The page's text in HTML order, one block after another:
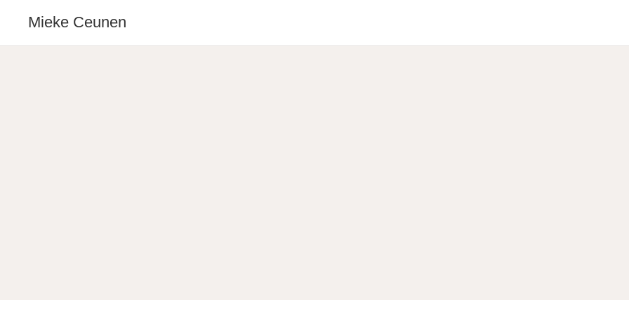
Mieke Ceunen